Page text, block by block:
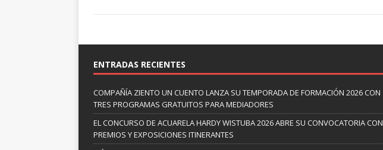
ENTRADAS RECIENTES
COMPAÑÍA ZIENTO UN CUENTO LANZA SU TEMPORADA DE FORMACIÓN 2026 CON
TRES PROGRAMAS GRATUITOS PARA MEDIADORES
EL CONCURSO DE ACUARELA HARDY WISTUBA 2026 ABRE SU CONVOCATORIA CON
PREMIOS Y EXPOSICIONES ITINERANTES